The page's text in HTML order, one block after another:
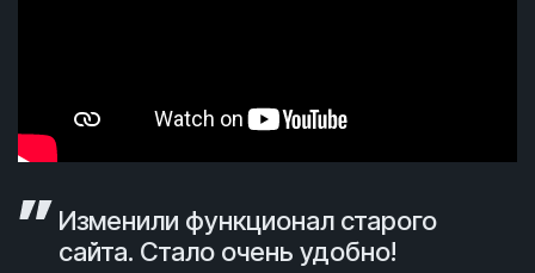
Изменили функционал старого
сайта. Стало очень удобно!